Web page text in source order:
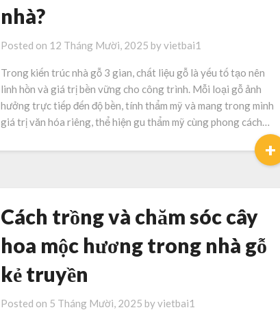
nhà?
Posted on 12 Tháng Mười, 2025 byvietbai1
Trong kiến trúc nhà gỗ 3 gian, chất liệu gỗ là yếu tố tạo nên
linh hồn và giá trị bền vững cho công trình. Mỗi loại gỗ ảnh
hưởng trực tiếp đến độ bền, tính thẩm mỹ và mang trong mình
giá trị văn hóa riêng, thể hiện gu thẩm mỹ cùng phong cách…
+
Cách trồng và chăm sóc cây
hoa mộc hương trong nhà gỗ
kẻ truyền
Posted on 5 Tháng Mười, 2025 byvietbai1